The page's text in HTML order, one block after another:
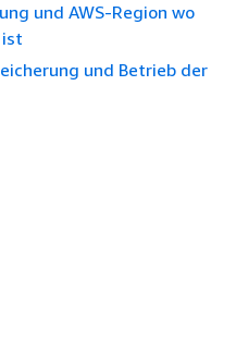
und AWS-Region wo
und Betrieb der